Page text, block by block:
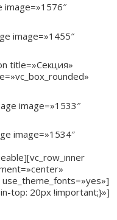
image=»1576″
image=»1455″
title=»Секция»
image=»1533″
image=»1534″
top: 20px !important;}»]